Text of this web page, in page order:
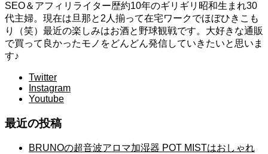
SEO＆アフィリライター歴約10年のギリギリ昭和生まれ30
代主婦。現在は旦那と2人揃って在宅ワークでほぼひきこも
り（笑）最近の楽しみはお酒と野球観戦です。大好きな通販
で買って良かったモノをどんどん発信していきたいと思いま
す♪
Twitter
Instagram
Youtube
最近の投稿
BRUNOの超音波アロマ加湿器 POT MISTはおしゃれ